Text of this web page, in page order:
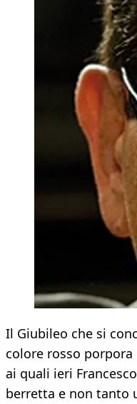
Il Giubileo che si
colore rosso
ai quali ieri
berretta e non tanto